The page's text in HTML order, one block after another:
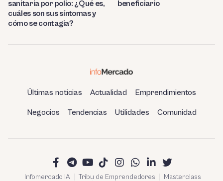
sanitaria por polio: ¿Qué es,
cuáles son sus síntomas y
cómo se contagia?
beneficiario
Últimas noticias Actualidad Emprendimientos
Negocios Tendencias Utilidades Comunidad
Infomercado IA Tribu de Emprendedores
Masterclass